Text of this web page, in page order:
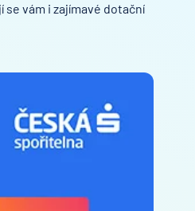
vám i zajímavé dotační